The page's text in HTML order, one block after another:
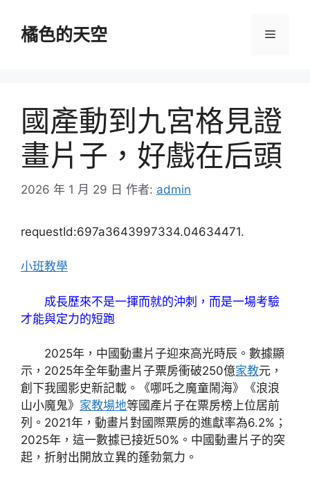
橘色的天空 選
國產動到九宮格見證
畫片子，好戲在后頭
2026 年 1 月 29 日 作者: admin
requestId:697a3643997334.04634471.
小班教學
成長歷來不是一揮而就的沖刺，而是一場考驗
才能與定力的短跑
2025年，中國動畫片子迎來高光時辰。數據顯
示，2025年全年動畫片子票房衝破250億家教元，
創下我國影史新記載。《哪吒之魔童鬧海》《浪浪
山小魔鬼》 家教場地等國產片子在票房榜上位居前
列。2021年，動畫片對國際票房的進獻率為6.2%；
2025年，這一數據已接近50%。中國動畫片子的突
起，折射出開放立異的蓬勃氣力。